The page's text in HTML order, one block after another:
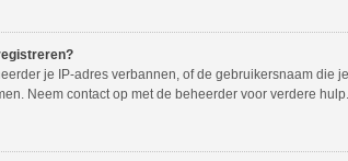
je IP-adres verbannen, of de gebruikersnaam
Neem contact op met de beheerder voor verdere hulp.